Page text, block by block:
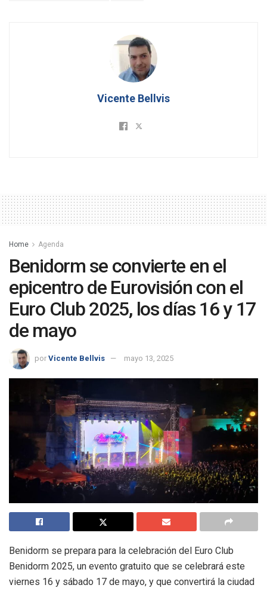
Vicente Bellvis
Home Agenda
Benidorm se convierte en el
epicentro de Eurovisión con el
Euro Club 2025, los días 16 y 17
de mayo
por Vicente Bellvis mayo 13, 2025
Benidorm se prepara para la celebración del Euro Club
Benidorm 2025, un evento gratuito que se celebrará este
viernes 16 y sábado 17 de mayo, y que convertirá la ciudad